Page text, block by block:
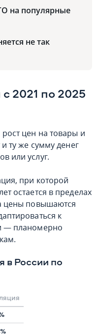
на популярные
не так
2021 по 2025
цен на товары и
ту же сумму денег
или услуг.
при которой
остается в пределах
цены повышаются
к
— планомерно
в России по